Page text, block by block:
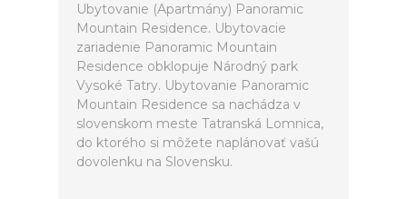
Ubytovanie (Apartmány) Panoramic
Mountain Residence. Ubytovacie
zariadenie Panoramic Mountain
Residence obklopuje Národný park
Vysoké Tatry. Ubytovanie Panoramic
Mountain Residence sa nachádza v
slovenskom meste Tatranská Lomnica,
do ktorého si môžete naplánovať vašú
dovolenku na Slovensku.